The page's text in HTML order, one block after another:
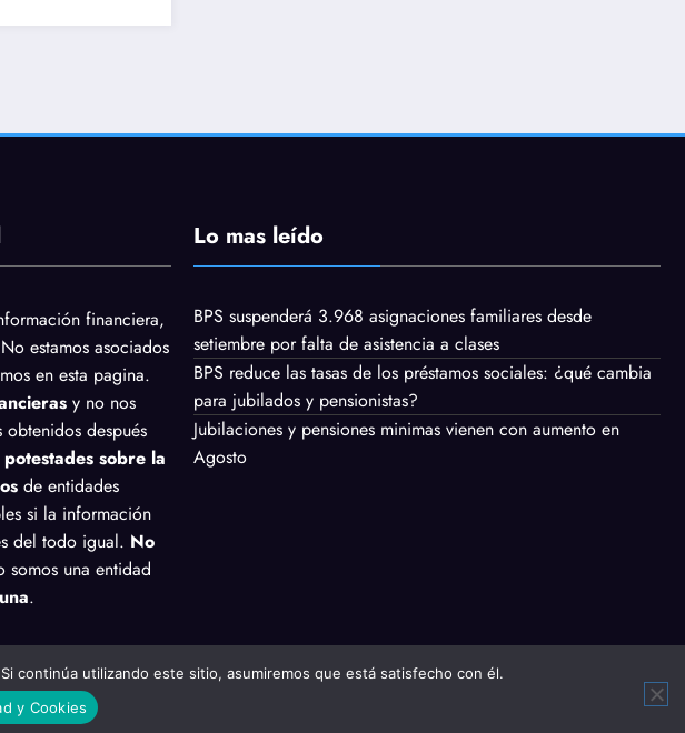
financiera,
estamos asociados
en esta pagina.
y no nos
obtenidos después
sobre la
de entidades
si la información
del todo igual. No
somos una entidad
.
Lo mas leído
BPS suspenderá 3.968 asignaciones familiares desde
setiembre por falta de asistencia a clases
BPS reduce las tasas de los préstamos sociales: ¿qué cambia
para jubilados y pensionistas?
Jubilaciones y pensiones minimas vienen con aumento en
Agosto
Marketing
continúa utilizando este sitio, asumiremos que está satisfecho con él.
y Cookies